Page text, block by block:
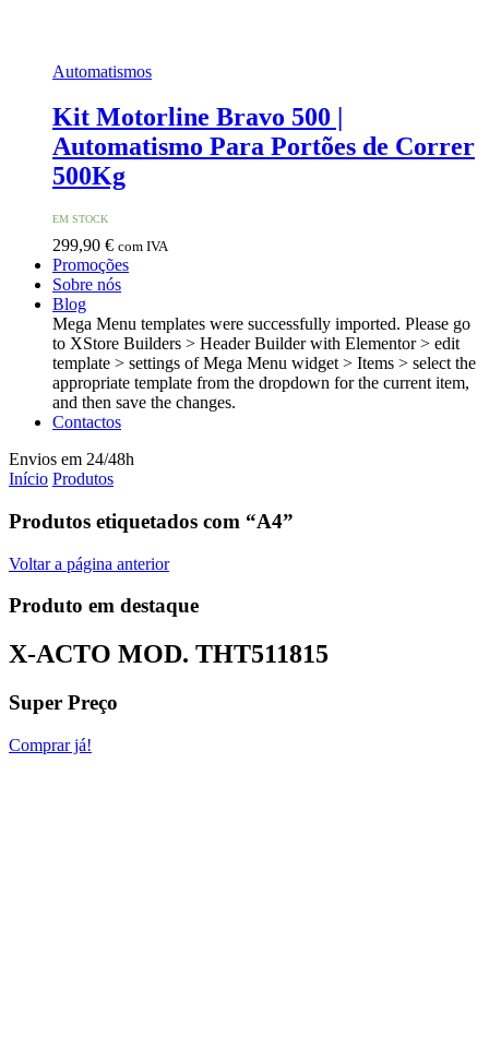
Automatismos
Kit Motorline Bravo 500 |
Automatismo Para Portões de Correr
500Kg
EM STOCK
299,90 € com IVA
Promoções
Sobre nós
Blog
Mega Menu templates were successfully imported. Please go
to XStore Builders > Header Builder with Elementor > edit
template > settings of Mega Menu widget > Items > select the
appropriate template from the dropdown for the current item,
and then save the changes.
Contactos
Envios em 24/48h
Início Produtos
Produtos etiquetados com “A4”
Voltar a página anterior
Produto em destaque
X-ACTO MOD. THT511815
Super Preço
Comprar já!